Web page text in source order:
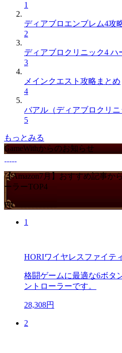
1
ディアブロエンブレム4攻
2
ディアブロクリニック4
3
メインクエスト攻略まとめ
4
バアル（ディアブロクリ
5
もっとみる
GameWithからのお知らせ
【Amazon7月】おすすめ記事か
ーラーTOP4
PR
1
HORIワイヤレスファイテ
格闘ゲームに最適な6ボタ
ントローラーです。
28,308円
2